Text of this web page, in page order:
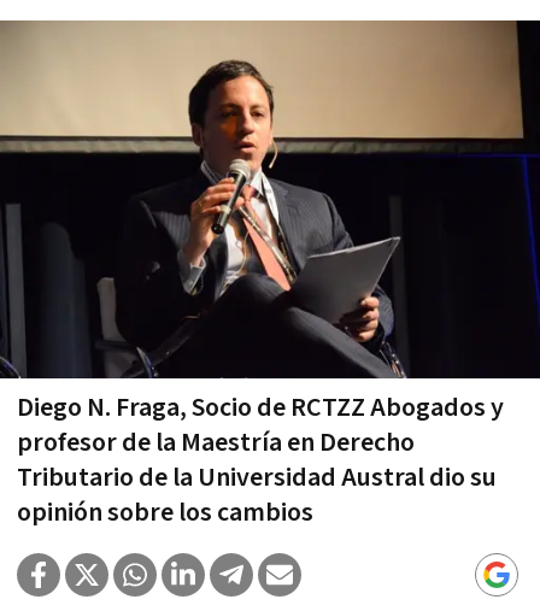
Diego N. Fraga, Socio de RCTZZ Abogados y
profesor de la Maestría en Derecho
Tributario de la Universidad Austral dio su
opinión sobre los cambios